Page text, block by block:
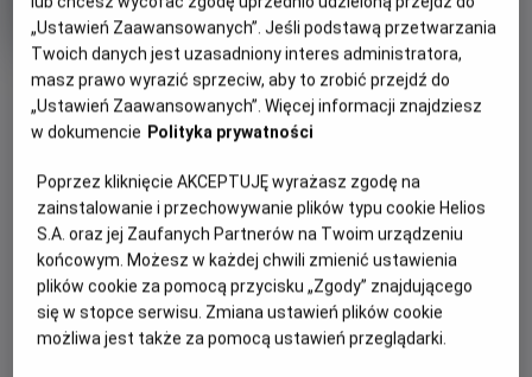
OBSERWUJ
konkursami
Gatunek
Komedia / Familijny
Minimalny
wiek
Od 6 lat
Czas
trwania
103 min
Kraj
i
rok
produkcji
Francja (2022)
PREMIERA
4 lutego 2022
OBSADA
Jean-Paul Rouve, Audrey Lamy
OPIS FILMU
W życiu Mikołajka najważniejsi są: mama, tata, szkoła i
przyjaciele – banda nierozłącznych kumpli, bez których
wszystko inne nie ma sensu. Kiedy więc tata chłopca
awansuje i ​​rodzina musi przeprowadzić się na dalekie
„Ustawień Zaawansowanych”. Jeśli podstawą przetwarzania
Twoich danych jest uzasadniony interes administratora,
masz prawo wyrazić sprzeciw, aby to zrobić przejdź do
„Ustawień Zaawansowanych”. Więcej informacji znajdziesz
w dokumencie Polityka prywatności
Poprzez kliknięcie AKCEPTUJĘ wyrażasz zgodę na
zainstalowanie i przechowywanie plików typu cookie Helios
S.A. oraz jej Zaufanych Partnerów na Twoim urządzeniu
końcowym. Możesz w każdej chwili zmienić ustawienia
plików cookie za pomocą przycisku „Zgody” znajdującego
się w stopce serwisu. Zmiana ustawień plików cookie
możliwa jest także za pomocą ustawień przeglądarki.